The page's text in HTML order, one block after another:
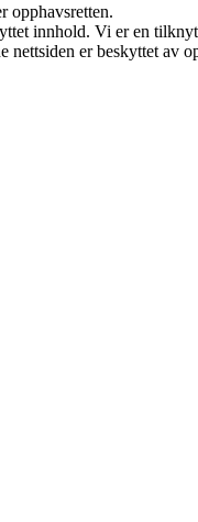
opphavsretten.
innhold. Vi er en
nettsiden er beskyttet av